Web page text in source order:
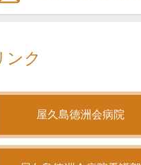
ンク
屋久島徳洲会病院